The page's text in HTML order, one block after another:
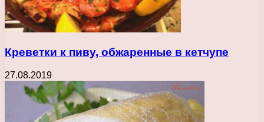
Креветки к пиву, обжаренные в кетчупе
27.08.2019